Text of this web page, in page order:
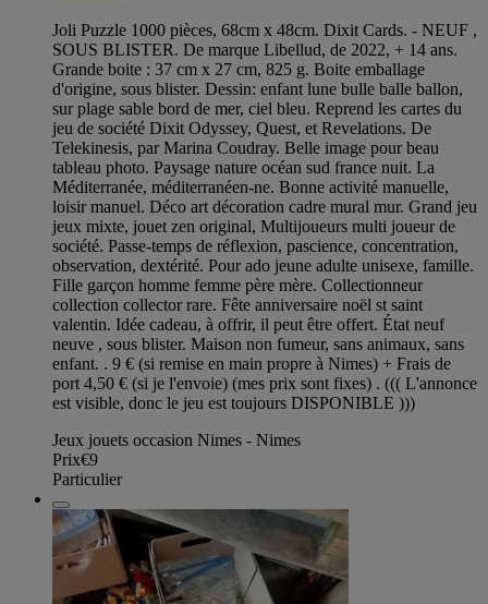
Joli Puzzle 1000 pièces, 68cm x 48cm. Dixit Cards. - NEUF ,
SOUS BLISTER. De marque Libellud, de 2022, + 14 ans.
Grande boite : 37 cm x 27 cm, 825 g. Boite emballage
d'origine, sous blister. Dessin: enfant lune bulle balle ballon,
sur plage sable bord de mer, ciel bleu. Reprend les cartes du
jeu de société Dixit Odyssey, Quest, et Revelations. De
Telekinesis, par Marina Coudray. Belle image pour beau
tableau photo. Paysage nature océan sud france nuit. La
Méditerranée, méditerranéen-ne. Bonne activité manuelle,
loisir manuel. Déco art décoration cadre mural mur. Grand jeu
jeux mixte, jouet zen original, Multijoueurs multi joueur de
société. Passe-temps de réflexion, pascience, concentration,
observation, dextérité. Pour ado jeune adulte unisexe, famille.
Fille garçon homme femme père mère. Collectionneur
collection collector rare. Fête anniversaire noël st saint
valentin. Idée cadeau, à offrir, il peut être offert. État neuf
neuve , sous blister. Maison non fumeur, sans animaux, sans
enfant. . 9 € (si remise en main propre à Nimes) + Frais de
port 4,50 € (si je l'envoie) (mes prix sont fixes) . ((( L'annonce
est visible, donc le jeu est toujours DISPONIBLE )))
Jeux jouets occasion Nimes - Nimes
Prix€9
Particulier